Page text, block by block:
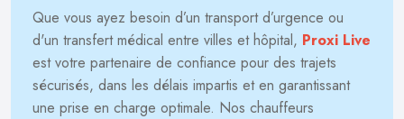
Que vous ayez besoin d’un transport d’urgence ou
d'un transfert médical entre villes et hôpital, Proxi Live
est votre partenaire de confiance pour des trajets
sécurisés, dans les délais impartis et en garantissant
une prise en charge optimale. Nos chauffeurs